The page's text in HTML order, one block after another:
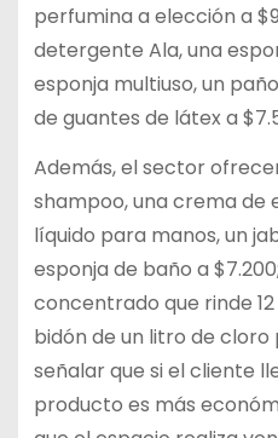
perfumina a elección a
detergente Ala, una
esponja multiuso, un
de guantes de látex a
Además, el sector
shampoo, una crema de
líquido para manos, un
esponja de baño a
concentrado que rinde
bidón de un litro de cloro
señalar que si el cliente
producto es más